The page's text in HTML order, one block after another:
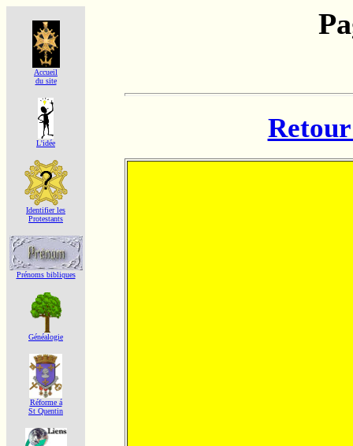
Accueil
du site
L'idée
Identifier les
Protestants
Prénoms bibliques
Généalogie
Réforme á
St Quentin